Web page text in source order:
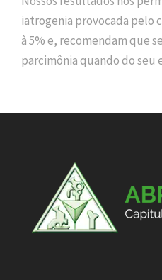
iatrogenia provocada pelo
à 5% e, recomendam que
parcimônia quando do seu